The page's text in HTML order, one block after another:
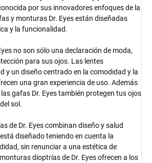
por sus innovadores enfoques de la
y monturas Dr. Eyes están diseñadas
y la funcionalidad.
no son sólo una declaración de moda,
para sus ojos. Las lentes
y un diseño centrado en la comodidad y la
una gran experiencia de uso. Además
gafas Dr. Eyes también protegen tus ojos
sol.
de Dr. Eyes combinan diseño y salud
diseñado teniendo en cuenta la
sin renunciar a una estética de
dioptrías de Dr. Eyes ofrecen a los